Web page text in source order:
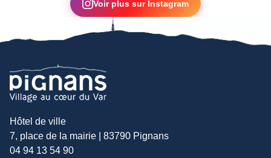
Voir plus sur Instagram
Hôtel de ville
7, place de la mairie | 83790 Pignans
04 94 13 54 90